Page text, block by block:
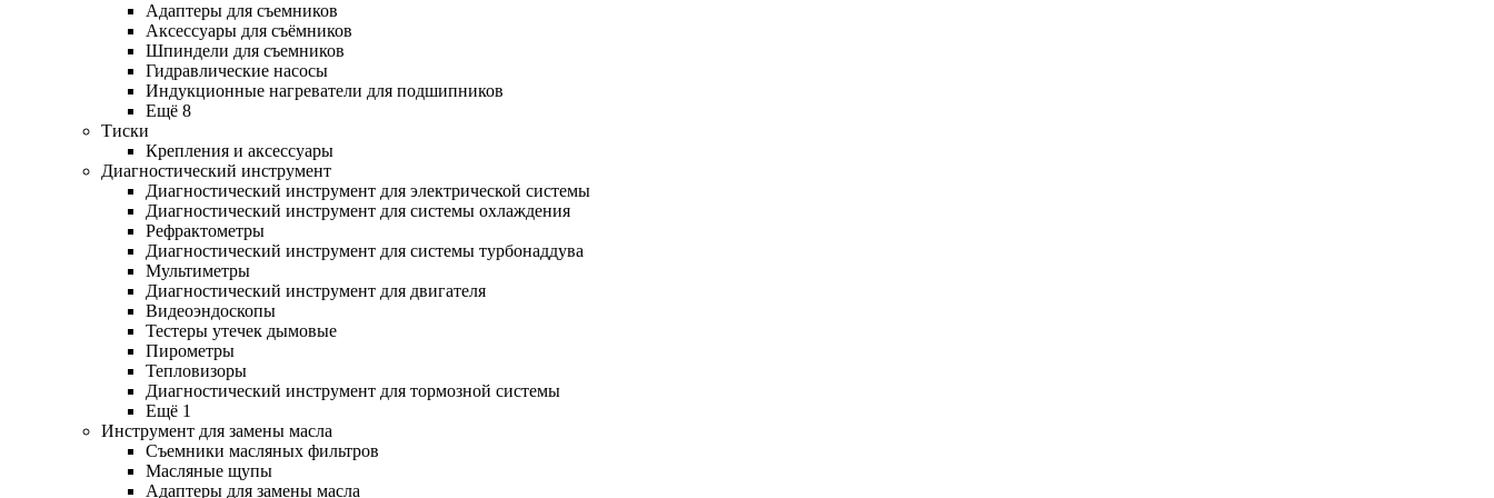
Адаптеры для съемников
Аксессуары для съёмников
Шпиндели для съемников
Гидравлические насосы
Индукционные нагреватели для подшипников
Ещё 8
Тиски
Крепления и аксессуары
Диагностический инструмент
Диагностический инструмент для электрической системы
Диагностический инструмент для системы охлаждения
Рефрактометры
Диагностический инструмент для системы турбонаддува
Мультиметры
Диагностический инструмент для двигателя
Видеоэндоскопы
Тестеры утечек дымовые
Пирометры
Тепловизоры
Диагностический инструмент для тормозной системы
Ещё 1
Инструмент для замены масла
Съемники масляных фильтров
Масляные щупы
Адаптеры для замены масла